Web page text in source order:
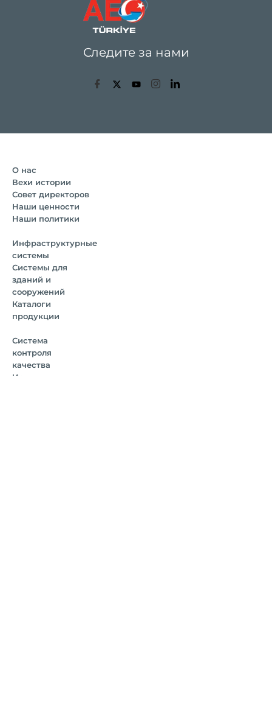
Следите за нами
О нас
Вехи истории
Совет директоров
Наши ценности
Наши политики
Инфраструктурные
системы
Системы для
зданий и
сооружений
Каталоги
продукции
Система
контроля
качества
Испытательные